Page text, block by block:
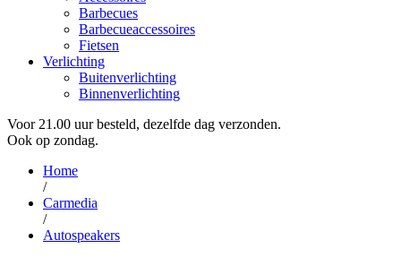
Barbecues
Barbecueaccessoires
Fietsen
Verlichting
Buitenverlichting
Binnenverlichting
Voor 21.00 uur besteld, dezelfde dag verzonden.
Ook op zondag.
Home
/
Carmedia
/
Autospeakers